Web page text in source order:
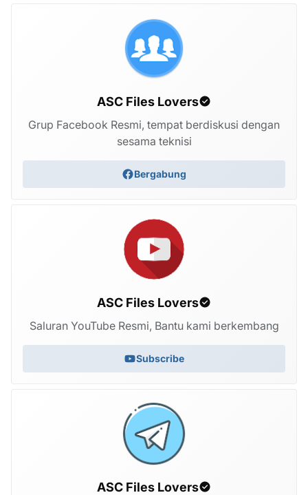
ASC Files Lovers
Grup Facebook Resmi, tempat berdiskusi dengan
sesama teknisi
Bergabung
ASC Files Lovers
Saluran YouTube Resmi, Bantu kami berkembang
Subscribe
ASC Files Lovers